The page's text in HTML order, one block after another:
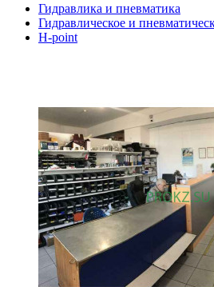
Гидравлика и пневматика
Гидравлическое и
H-point